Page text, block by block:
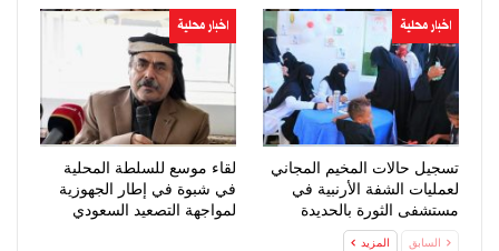
اخبار محلية
تسجيل حالات المخيم المجاني
لعمليات الشفة الأرنبية في
مستشفى الثورة بالحديدة
اخبار محلية
لقاء موسع للسلطة المحلية
في شبوة في إطار الجهوزية
لمواجهة التصعيد السعودي
السابق المزيد